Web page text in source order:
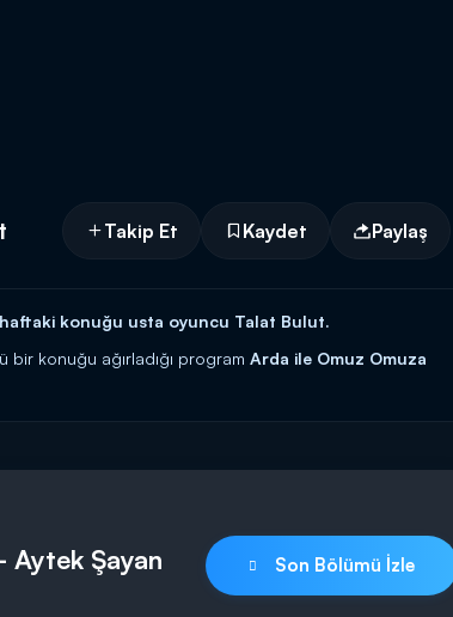
Takip Et Kaydet Paylaş
haftaki konuğu usta oyuncu Talat Bulut.
bir konuğu ağırladığı program Arda ile Omuz Omuza
Aytek Şayan
Son Bölümü İzle